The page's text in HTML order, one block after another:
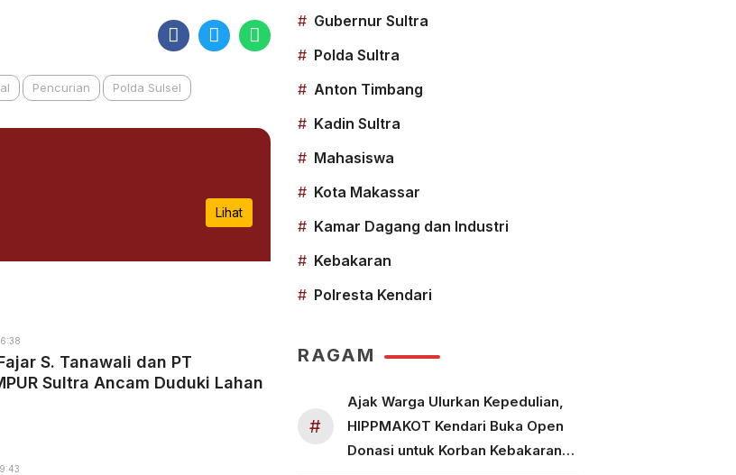
Pencurian Polda Sulsel
Lihat
S. Tanawali dan PT
Sultra Ancam Duduki Lahan
# Gubernur Sultra
# Polda Sultra
# Anton Timbang
# Kadin Sultra
# Mahasiswa
# Kota Makassar
# Kamar Dagang dan Industri
# Kebakaran
# Polresta Kendari
RAGAM
#
Ajak Warga Ulurkan Kepedulian,
HIPPMAKOT Kendari Buka Open
Donasi untuk Korban Kebakaran